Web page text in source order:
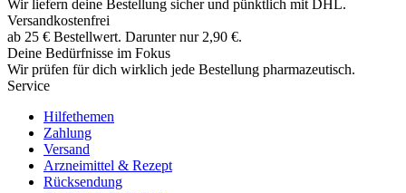
Wir liefern deine Bestellung sicher und pünktlich mit DHL.
Versandkostenfrei
ab 25 € Bestellwert. Darunter nur 2,90 €.
Deine Bedürfnisse im Fokus
Wir prüfen für dich wirklich jede Bestellung pharmazeutisch.
Service
Hilfethemen
Zahlung
Versand
Arzneimittel & Rezept
Rücksendung